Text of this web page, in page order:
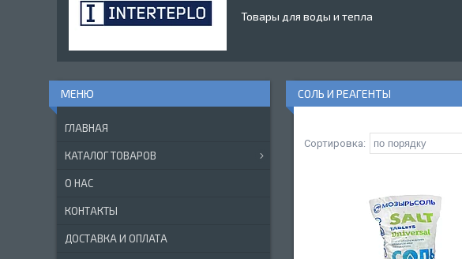
Товары для воды и тепла
СОЛЬ И РЕАГЕНТЫ
ГЛАВНАЯ
КАТАЛОГ ТОВАРОВ
О НАС
КОНТАКТЫ
ДОСТАВКА И ОПЛАТА